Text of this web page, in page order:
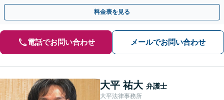
が得られることを大切に」【夜間休日面談可（応相談）】
料金表を見る
電話でお問い合わせ メールでお問い合わせ
大平 祐大 弁護士
大平法律事務所